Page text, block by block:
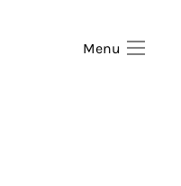
Menu